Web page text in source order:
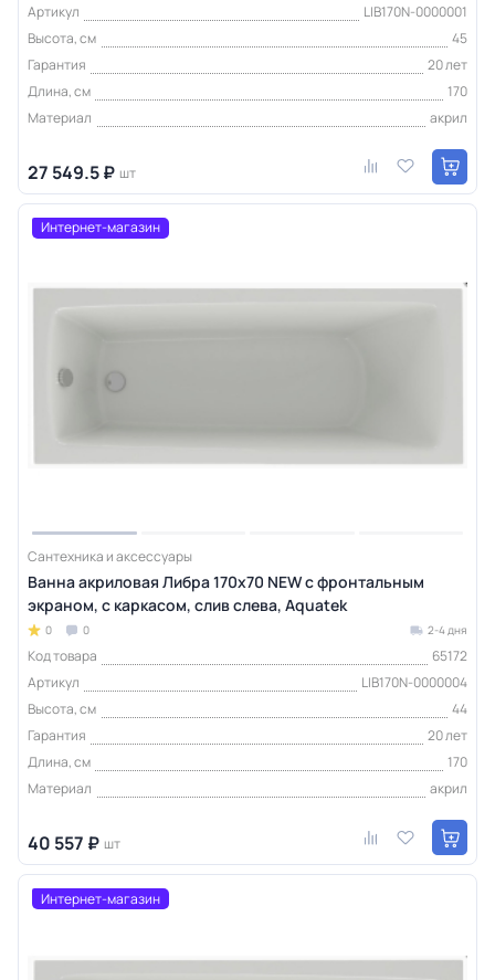
Артикул
LIB170N-0000001
Высота, см
45
Гарантия
20 лет
Длина, см
170
Материал
акрил
27 549.5 ₽ шт
Интернет-магазин
Сантехника и аксессуары
Ванна акриловая Либра 170x70 NEW с фронтальным
экраном, с каркасом, слив слева, Aquatek
0 0 2-4 дня
Код товара
65172
Артикул
LIB170N-0000004
Высота, см
44
Гарантия
20 лет
Длина, см
170
Материал
акрил
40 557 ₽ шт
Интернет-магазин